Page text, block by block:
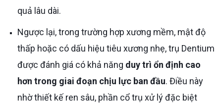
quả lâu dài.
Ngược lại, trong trường hợp xương mềm, mật độ
thấp hoặc có dấu hiệu tiêu xương nhẹ, trụ Dentium
được đánh giá có khả năng duy trì ổn định cao
hơn trong giai đoạn chịu lực ban đầu. Điều này
nhờ thiết kế ren sâu, phần cổ trụ xử lý đặc biệt